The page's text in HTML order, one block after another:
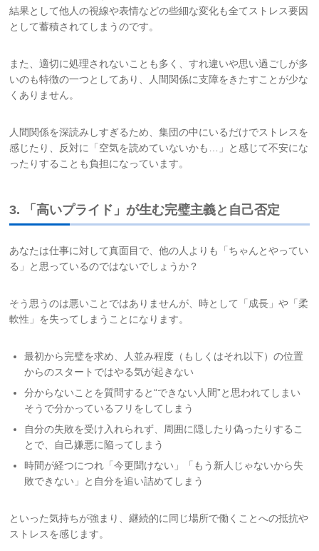
結果として他人の視線や表情などの些細な変化も全てストレス要因
として蓄積されてしまうのです。
また、適切に処理されないことも多く、すれ違いや思い過ごしが多
いのも特徴の一つとしてあり、人間関係に支障をきたすことが少な
くありません。
人間関係を深読みしすぎるため、集団の中にいるだけでストレスを
感じたり、反対に「空気を読めていないかも…」と感じて不安にな
ったりすることも負担になっています。
3. 「高いプライド」が生む完璧主義と自己否定
あなたは仕事に対して真面目で、他の人よりも「ちゃんとやってい
る」と思っているのではないでしょうか？
そう思うのは悪いことではありませんが、時として「成長」や「柔
軟性」を失ってしまうことになります。
最初から完璧を求め、人並み程度（もしくはそれ以下）の位置
からのスタートではやる気が起きない
分からないことを質問すると“できない人間”と思われてしまい
そうで分かっているフリをしてしまう
自分の失敗を受け入れられず、周囲に隠したり偽ったりするこ
とで、自己嫌悪に陥ってしまう
時間が経つにつれ「今更聞けない」「もう新人じゃないから失
敗できない」と自分を追い詰めてしまう
といった気持ちが強まり、継続的に同じ場所で働くことへの抵抗や
ストレスを感じます。